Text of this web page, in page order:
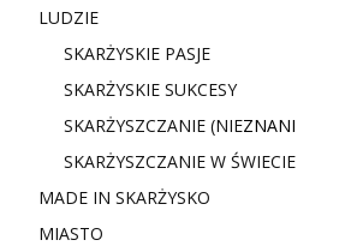
LUDZIE
SKARŻYSKIE PASJE
SKARŻYSKIE SUKCESY
SKARŻYSZCZANIE (NIEZNANI
SKARŻYSZCZANIE W ŚWIECIE
MADE IN SKARŻYSKO
MIASTO